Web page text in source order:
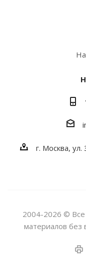
г. Москва,
2004-2026 ©
материалов без